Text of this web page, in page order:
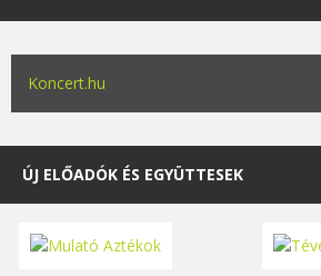
Koncert.hu
ÚJ ELŐADÓK ÉS EGYÜTTESEK